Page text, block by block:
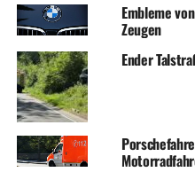
Embleme
Zeugen
Ender